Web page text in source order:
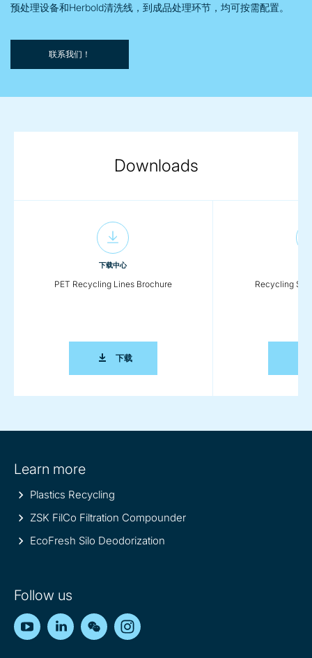
预处理设备和Herbold清洗线，到成品处理环节，均可按需配置。
联系我们！
Downloads
下载中心
PET Recycling Lines Brochure
下载PET RECYCLING LINES BROCHURE
Recycling
information
Learn more
Plastics Recycling
ZSK FilCo Filtration Compounder
EcoFresh Silo Deodorization
Follow us
YouTubeLinkedInWeChat